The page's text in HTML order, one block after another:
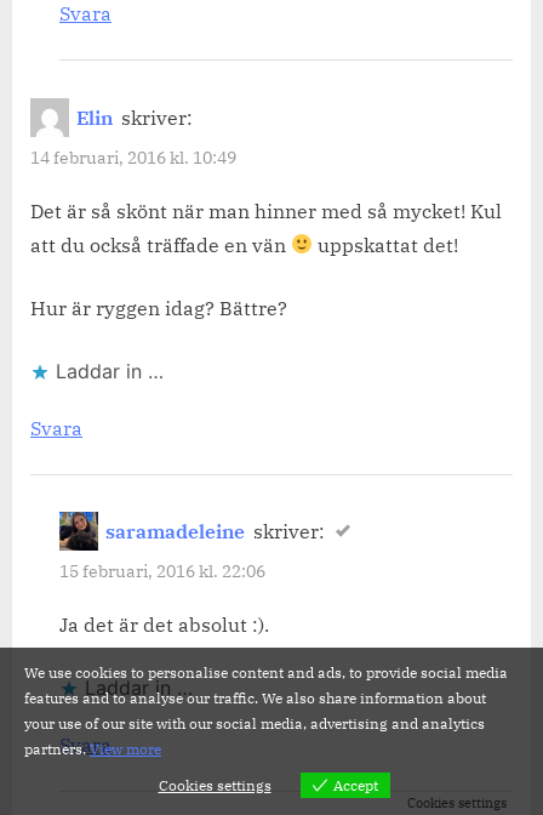
Svara
Elin skriver:
14 februari, 2016 kl. 10:49
Det är så skönt när man hinner med så mycket! Kul
att du också träffade en vän
uppskattat det!
Hur är ryggen idag? Bättre?
Laddar in …
Svara
saramadeleine skriver:
15 februari, 2016 kl. 22:06
Ja det är det absolut :).
Laddar in …
Svara
We use cookies to personalise content and ads, to provide social media
features and to analyse our traffic. We also share information about
your use of our site with our social media, advertising and analytics
partners.View more
Cookies settings
Accept
Cookies settings